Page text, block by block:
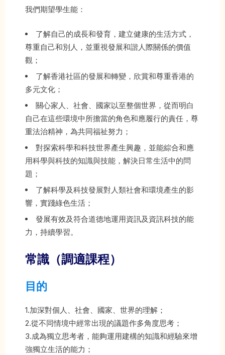
我們期望學生能：
了解自己的成長和發育，建立健康的生活方式，
尊重自己和別人，並重視發展和諧人際關係的價值
觀；
了解香港社區的發展和轉變，欣賞和尊重香港的
多元文化；
關心家人、社會、國家以至整個世界，從而明白
自己在這些環境中所擔當的角色和應履行的責任，尊
重法治精神，為共同福祉努力；
對探索科學和科技世界產生興趣，並能綜合和應
用科學與科技的知識與技能，解決日常生活中的問
題；
了解科學及科技發展對人類社會和環境產生的影
響，實踐綠色生活；
發展有效及符合道德地運用資訊及資訊科技的能
力，持續學習。
常識 （調適課程）
目的
1.加深對個人、社會、國家、世界的理解；
2.從不同情境中經常出現的議題作多角度思考；
3.成為獨立思考者，能夠運用建構的知識和經驗來增
強獨立生活的能力；